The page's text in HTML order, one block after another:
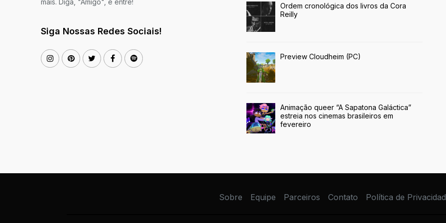
mais. Diga, "Amigo", e entre!
Siga Nossas Redes Sociais!
Ordem cronológica dos livros da Cora
Reilly
Preview Cloudheim (PC)
Animação queer “A Sapatona Galáctica”
estreia nos cinemas brasileiros em
fevereiro
Sobre Equipe Parceiros Contato Política de